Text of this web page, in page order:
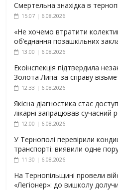
Смертельна знахідка в
15:07 | 6.08.2026
«Не хочемо втратити
об’єднання позашкільних
13:00 | 6.08.2026
Екоінспекція підтвердила
Золота Липа: за справу
12:33 | 6.08.2026
Якісна діагностика стає
лікарні запрацював сучасний
12:00 | 6.08.2026
У Тернополі перевірили
транспорті: виявили одне
11:30 | 6.08.2026
На Тернопільщині провели
«Легіонер»: до вишколу